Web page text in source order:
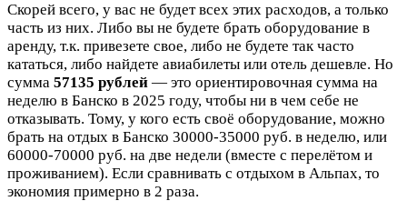
Скорей всего, у вас не будет всех этих расходов, а только
часть из них. Либо вы не будете брать оборудование в
аренду, т.к. привезете свое, либо не будете так часто
кататься, либо найдете авиабилеты или отель дешевле. Но
сумма 57135 рублей — это ориентировочная сумма на
неделю в Банско в 2025 году, чтобы ни в чем себе не
отказывать. Тому, у кого есть своё оборудование, можно
брать на отдых в Банско 30000-35000 руб. в неделю, или
60000-70000 руб. на две недели (вместе с перелётом и
проживанием). Если сравнивать с отдыхом в Альпах, то
экономия примерно в 2 раза.